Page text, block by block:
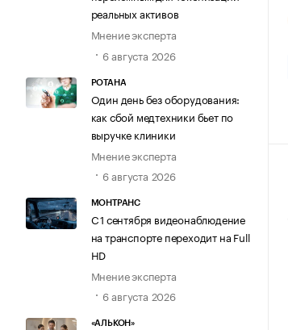
реальных активов
Мнение эксперта
6 августа 2026
РОТАНА
Один день без оборудования:
как сбой медтехники бьет по
выручке клиники
Мнение эксперта
6 августа 2026
МОНТРАНС
С 1 сентября видеонаблюдение
на транспорте переходит на Full
HD
Мнение эксперта
6 августа 2026
«АЛЬКОН»